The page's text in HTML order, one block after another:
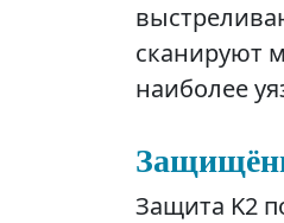
сканируют
наиболее
Защита K2